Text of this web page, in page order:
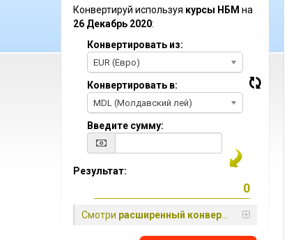
Конвертируй используя курсы НБМ на
26 Декабрь 2020:
Конвертировать из:
EUR (Евро)
Конвертировать в:
MDL (Молдавский лей)
Введите сумму:
Результат:
Смотри расширенный конвертер